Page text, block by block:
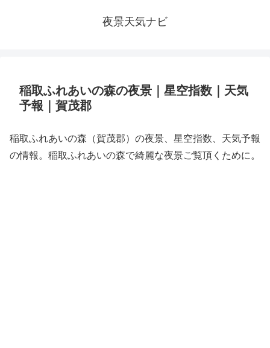
夜景天気ナビ
稲取ふれあいの森の夜景｜星空指数｜天気
予報｜賀茂郡
稲取ふれあいの森（賀茂郡）の夜景、星空指数、天気予報
の情報。稲取ふれあいの森で綺麗な夜景ご覧頂くために。